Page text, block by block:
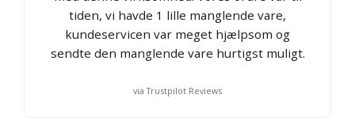
tiden, vi havde 1 lille manglende vare,
kundeservicen var meget hjælpsom og
sendte den manglende vare hurtigst muligt.
via Trustpilot Reviews